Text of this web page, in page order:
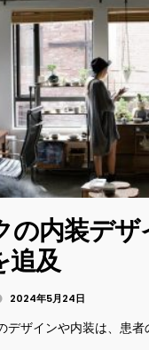
の内装デザ
追及
2024年5月24日
デザインや内装は、患